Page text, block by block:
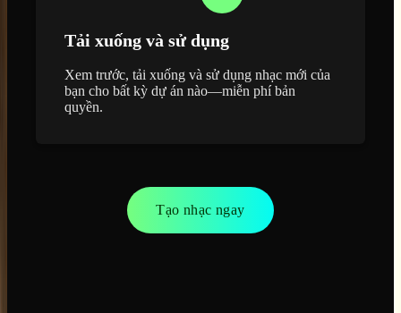
Tải xuống và sử dụng
Xem trước, tải xuống và sử dụng nhạc mới của
bạn cho bất kỳ dự án nào—miễn phí bản
quyền.
Tạo nhạc ngay